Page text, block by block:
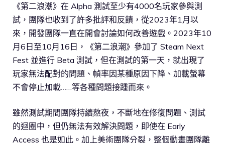
《第二浪潮》在 Alpha 測試至少有4000名玩家參與測
試，團隊也收到了許多批評和反饋，從2023年1月以
來，開發團隊一直在開會討論如何改善遊戲。2023年10
月6日至10月16日，《第二浪潮》參加了 Steam Next
Fest 並進行 Beta 測試，但在測試的第一天，就出現了
玩家無法配對的問題、幀率因某種原因下降、加載螢幕
不會停止加載……等各種問題接踵而來。
雖然測試期間團隊持續熬夜，不斷地在修復問題、測試
的迴圈中，但仍無法有效解決問題，即使在 Early
Access 也是如此。加上美術團隊分裂，整個動畫團隊離